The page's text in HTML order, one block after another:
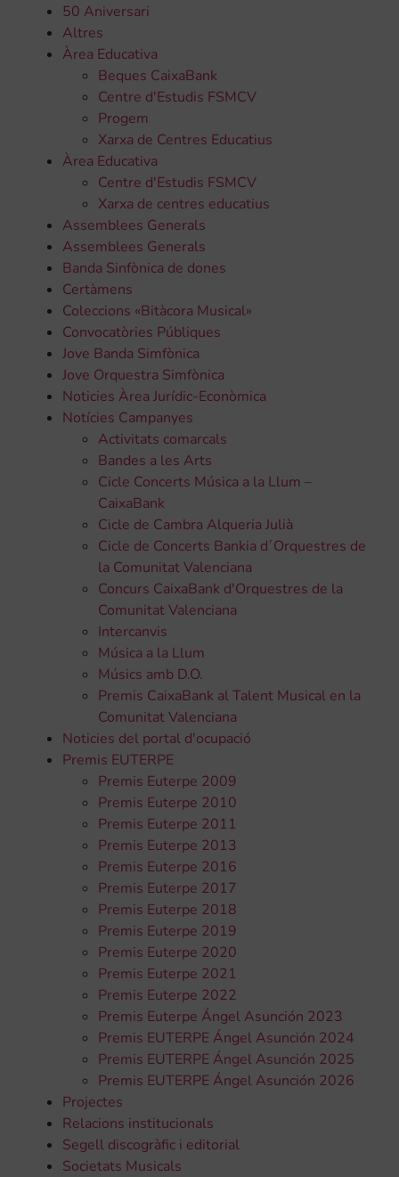
50 Aniversari
Altres
Àrea Educativa
Beques CaixaBank
Centre d'Estudis FSMCV
Progem
Xarxa de Centres Educatius
Àrea Educativa
Centre d'Estudis FSMCV
Xarxa de centres educatius
Assemblees Generals
Assemblees Generals
Banda Sinfònica de dones
Certàmens
Coleccions «Bitàcora Musical»
Convocatòries Públiques
Jove Banda Simfònica
Jove Orquestra Simfònica
Noticies Àrea Jurídic-Econòmica
Notícies Campanyes
Activitats comarcals
Bandes a les Arts
Cicle Concerts Música a la Llum –
CaixaBank
Cicle de Cambra Alqueria Julià
Cicle de Concerts Bankia d´Orquestres de
la Comunitat Valenciana
Concurs CaixaBank d'Orquestres de la
Comunitat Valenciana
Intercanvis
Música a la Llum
Músics amb D.O.
Premis CaixaBank al Talent Musical en la
Comunitat Valenciana
Noticies del portal d'ocupació
Premis EUTERPE
Premis Euterpe 2009
Premis Euterpe 2010
Premis Euterpe 2011
Premis Euterpe 2013
Premis Euterpe 2016
Premis Euterpe 2017
Premis Euterpe 2018
Premis Euterpe 2019
Premis Euterpe 2020
Premis Euterpe 2021
Premis Euterpe 2022
Premis Euterpe Ángel Asunción 2023
Premis EUTERPE Ángel Asunción 2024
Premis EUTERPE Ángel Asunción 2025
Premis EUTERPE Ángel Asunción 2026
Projectes
Relacions institucionals
Segell discogràfic i editorial
Societats Musicals